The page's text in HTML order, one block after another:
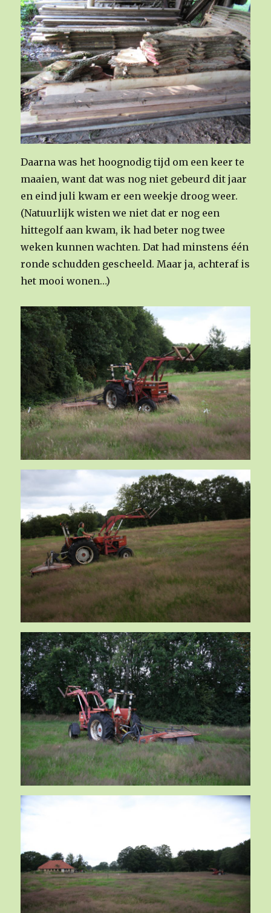
Daarna was het hoognodig tijd om een keer te
maaien, want dat was nog niet gebeurd dit jaar
en eind juli kwam er een weekje droog weer.
(Natuurlijk wisten we niet dat er nog een
hittegolf aan kwam, ik had beter nog twee
weken kunnen wachten. Dat had minstens één
ronde schudden gescheeld. Maar ja, achteraf is
het mooi wonen…)